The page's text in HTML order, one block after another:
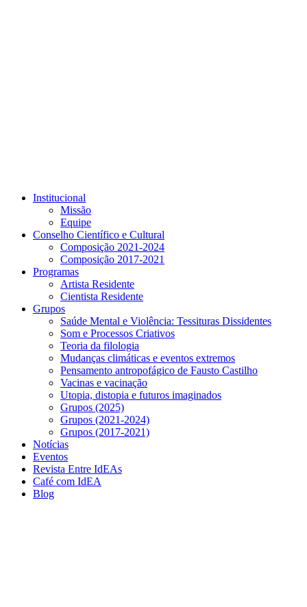
Institucional
Missão
Equipe
Conselho Científico e Cultural
Composição 2021-2024
Composição 2017-2021
Programas
Artista Residente
Cientista Residente
Grupos
Saúde Mental e Violência: Tessituras Dissidentes
Som e Processos Criativos
Teoria da filologia
Mudanças climáticas e eventos extremos
Pensamento antropofágico de Fausto Castilho
Vacinas e vacinação
Utopia, distopia e futuros imaginados
Grupos (2025)
Grupos (2021-2024)
Grupos (2017-2021)
Notícias
Eventos
Revista Entre IdEAs
Café com IdEA
Blog